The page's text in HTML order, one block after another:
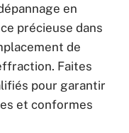
en
précieuse dans
de
Faites
pour garantir
et conformes